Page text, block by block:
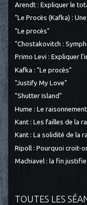
Arendt : Expliquer le
"Le Procès (Kafka) :
"Le procès"
"Chostakovitch :
Primo Levi : Expliquer
Kafka : "Le procès"
"Justify My Love"
"Shutter Island"
Hume : Le raisonnement
Kant : Les failles de la
Kant : La solidité de la
Ripoll : Pourquoi croit-
Machiavel : la fin
TOUTES LES